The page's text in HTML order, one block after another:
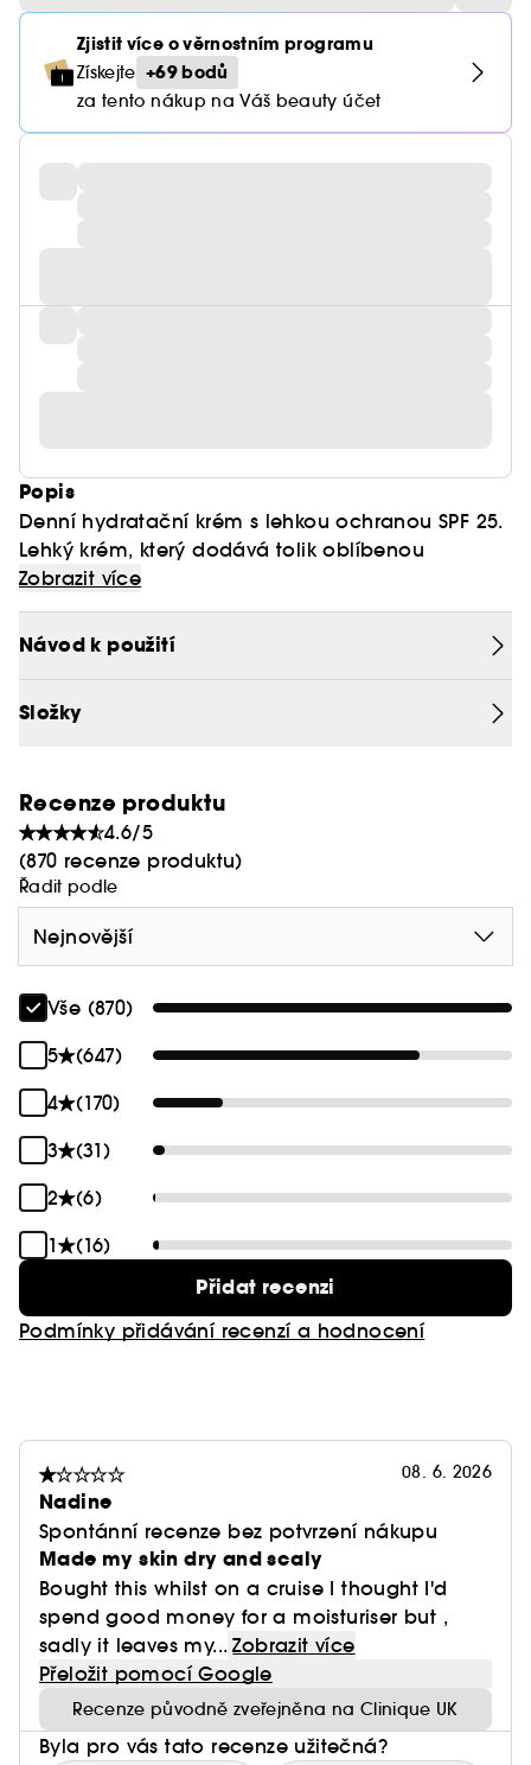
Zjistit více o věrnostním programu
Získejte +69 bodů
za tento nákup na Váš beauty účet
Popis
Denní hydratační krém s lehkou ochranou SPF 25.
Lehký krém, který dodává tolik oblíbenou
hydrataci Moisture Surge™ s přidanou ochranou
proti slunci bez šedého oparu, a to i pro tmavší
pleť.
Vzdušná šlehačková textura krému pro průhledný
Zobrazit více
Návod k použití
Složky
Recenze produktu
4.6/5
(870 recenze produktu)
Řadit podle
Nejnovější
Vše (870)
5
(647)
4
(170)
3
(31)
2
(6)
1
(16)
Přidat recenzi
Podmínky přidávání recenzí a hodnocení
08. 6. 2026
Nadine
Spontánní recenze bez potvrzení nákupu
Made my skin dry and scaly
Bought this whilst on a cruise I thought I'd
spend good money for a moisturiser but ,
sadly it leaves my... Zobrazit více
Přeložit pomocí Google
Recenze původně zveřejněna na Clinique UK
Byla pro vás tato recenze užitečná?